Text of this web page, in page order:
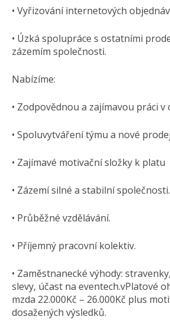
• Vyřizování internetových
• Úzká spolupráce s ostatními
zázemím společnosti.
Nabízíme:
• Zodpovědnou a zajímavou práci
• Spoluvytváření týmu a nové
• Zajímavé motivační složky k platu
• Zázemí silné a stabilní společnosti.
• Průběžné vzdělávání.
• Příjemný pracovní kolektiv.
• Zaměstnanecké výhody:
slevy, účast na eventech.vPlatové
mzda 22.000Kč – 26.000Kč plus
dosažených výsledků.